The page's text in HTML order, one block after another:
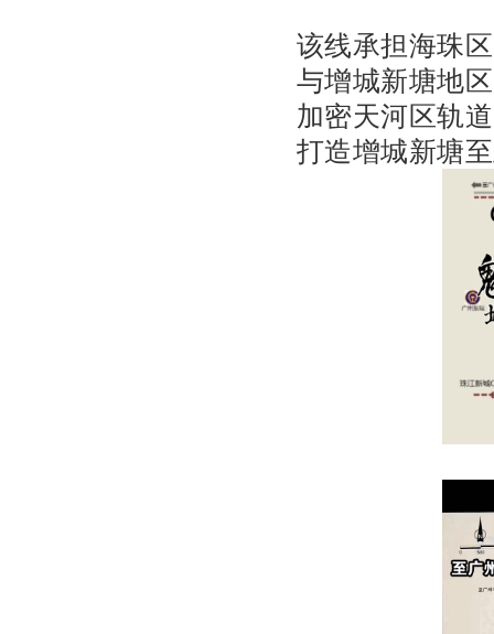
该线承担海珠
与增城新塘地
加密天河区轨
打造增城新塘